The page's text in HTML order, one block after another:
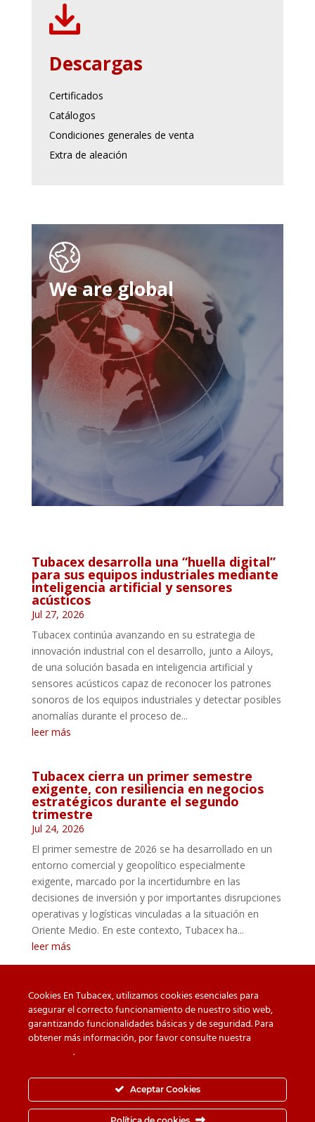
Descargas
Certificados
Catálogos
Condiciones generales de venta
Extra de aleación
We are global
Tubacex desarrolla una “huella digital”
para sus equipos industriales mediante
inteligencia artificial y sensores
acústicos
Jul 27, 2026
Tubacex continúa avanzando en su estrategia de
innovación industrial con el desarrollo, junto a Ailoys,
de una solución basada en inteligencia artificial y
sensores acústicos capaz de reconocer los patrones
sonoros de los equipos industriales y detectar posibles
anomalías durante el proceso de...
leer más
Tubacex cierra un primer semestre
exigente, con resiliencia en negocios
estratégicos durante el segundo
trimestre
Jul 24, 2026
El primer semestre de 2026 se ha desarrollado en un
entorno comercial y geopolítico especialmente
exigente, marcado por la incertidumbre en las
decisiones de inversión y por importantes disrupciones
operativas y logísticas vinculadas a la situación en
Oriente Medio. En este contexto, Tubacex ha...
leer más
Cuidado con las falsificaciones Descargas
Política de Cookies
Canal de Denuncias
Política de seguridad de la información
Cookies En Tubacex, utilizamos cookies esenciales para
asegurar el correcto funcionamiento de nuestro sitio web,
garantizando funcionalidades básicas y de seguridad. Para
obtener más información, por favor consulte nuestra
.
Aceptar Cookies